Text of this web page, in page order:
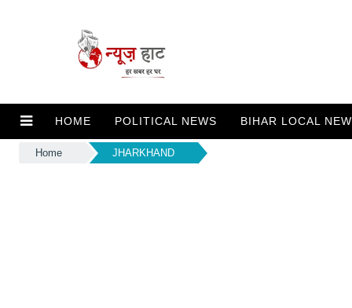
HOME POLITICAL NEWS BIHAR LOCAL
Home JHARKHAND